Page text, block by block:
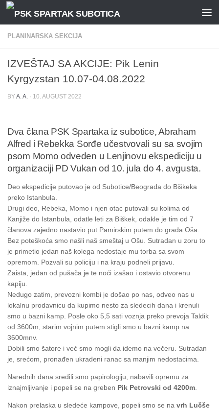
Skip to content
PLANINARSKA SEKCIJA
IZVEŠTAJ SA AKCIJE: Pik Lenin
Kyrgyzstan 10.07-04.08.2022
BYA. A. · 10. AUGUST 2022
Dva člana PSK Spartaka iz subotice, Abraham
Alfred i Rebekka Sorđe učestvovali su sa svojim
psom Momo odveden u Lenjinovu ekspediciju u
organizaciji PD Vukan od 10. jula do 4. avgusta.
Deo ekspedicije putovao je od Subotice/Beograda do Biškeka
preko Istanbula.
Drugi deo, Rebeka, Momo i njen otac putovali su kolima od
Kanjiže do Istanbula, odatle leti za Biškek, odakle je tim od 7
članova zajedno nastavio put Pamirskim putem do grada Oša.
Bez poteškoća smo našli naš smeštaj u Ošu. Sutradan u zoru to
je primetio jedan naš kolega nedostaje mu torba sa svom
opremom. Pozvali su policiju i na kraju podneli prijavu.
Zaista, jedan od pušača je te noći izašao i ostavio otvorenu
kapiju.
Nedugo zatim, prevozni kombi je došao po nas, odveo nas u
lokalnu prodavnicu da kupimo nesto za sledecih dana i krenuli
smo u bazni kamp. Posle oko 5,5 sati voznja preko prevoja Taldik
od 3600m, starim vojnim putem stigli smo u bazni kamp na
3600mnv.
Dobili smo šatore i već smo mogli da idemo na večeru. Sutradan
je, srećom, pronađen ukradeni ranac sa manjim nedostacima.
Narednih dana sredili smo papirologiju, nabavili opremu za
iznajmljivanje i popeli se na greben Pik Petrovski od 4200m.
Nakon prelaska u sledeće kampove, popeli smo se na vrh Lučše